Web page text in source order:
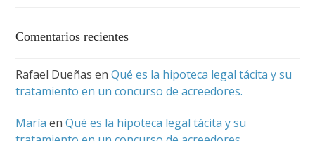
Comentarios recientes
Rafael Dueñas enQué es la hipoteca legal tácita y su
tratamiento en un concurso de acreedores.
María enQué es la hipoteca legal tácita y su